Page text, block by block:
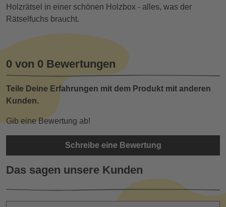
Holzrätsel in einer schönen Holzbox - alles, was der
Rätselfuchs braucht.
0 von 0 Bewertungen
Teile Deine Erfahrungen mit dem Produkt mit anderen
Kunden.
Gib eine Bewertung ab!
Schreibe eine Bewertung
Das sagen unsere Kunden